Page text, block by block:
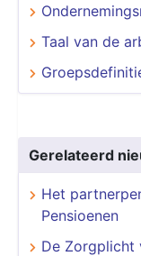
Taal van de
Gerelateerd
Het
Pensioenen
De Zorgplicht